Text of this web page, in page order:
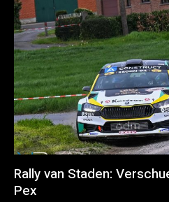
Rally van Staden:
Pex